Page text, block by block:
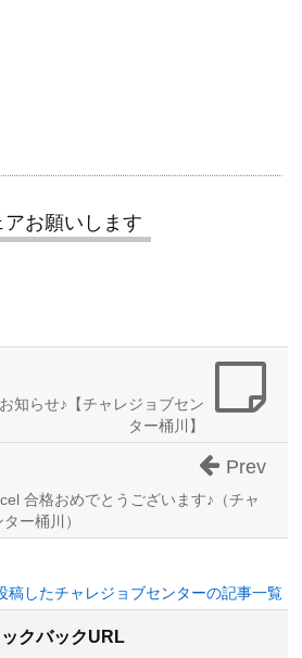
お願いします
知らせ♪【チャレジョブセン
ター桶川】
合格おめでとうございます♪（チャ
ー桶川）
Prev
稿したチャレジョブセンターの記事一覧
クバックURL